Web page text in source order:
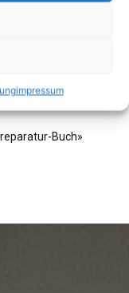
impressum
Buch»